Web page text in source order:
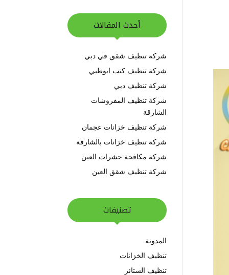
أحدث المقالات
شركة تنظيف شقق في دبي
شركة تنظيف كنب ابوظبي
شركة تنظيف دبي
شركة تنظيف المفروشات
الشارقة
شركة تنظيف خزانات عجمان
شركة تنظيف خزانات بالشارقة
شركة مكافحة حشرات العين
شركة تنظيف شقق العين
تصنيفات
المدونة
تنظيف الخزانات
تنظيف الستائر